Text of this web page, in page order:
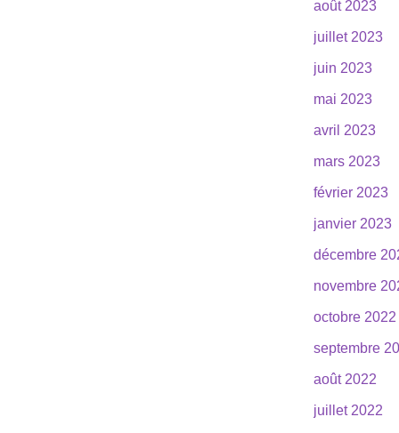
août 2023
juillet 2023
juin 2023
mai 2023
avril 2023
mars 2023
février 2023
janvier 2023
décembre
novembre
octobre 2022
septembre
août 2022
juillet 2022